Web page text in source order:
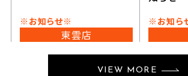
※お知らせ※
東雲店
※お知ら
VIEW MORE